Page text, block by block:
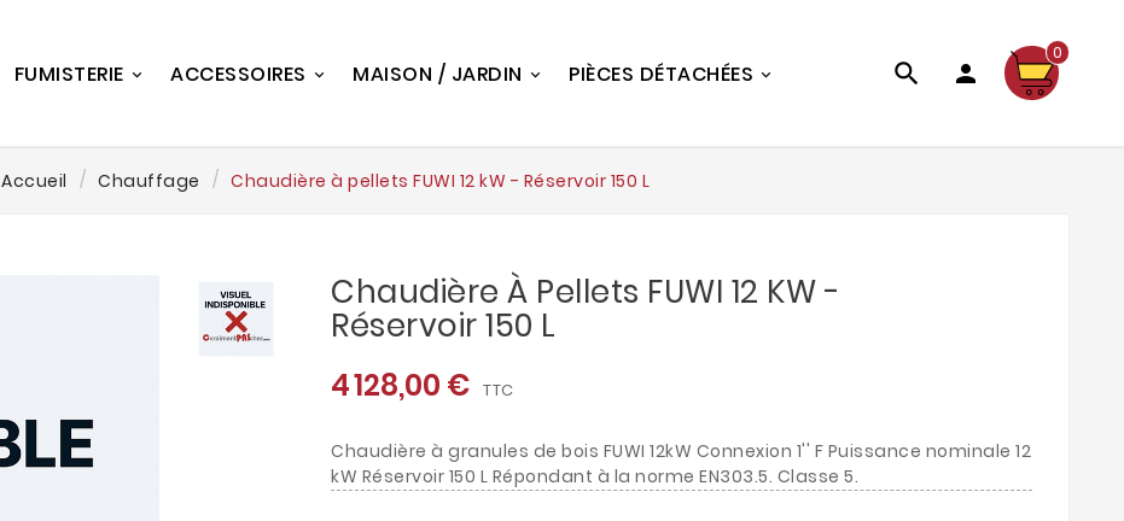
FUMISTERIE ACCESSOIRES MAISON / JARDIN PIÈCES DÉTACHÉES  
0
Accueil Chauffage Chaudière à pellets FUWI 12 kW - Réservoir 150 L
Chaudière À Pellets FUWI 12 KW -
Réservoir 150 L
4 128,00 € TTC
Chaudière à granules de bois FUWI 12kW Connexion 1'' F Puissance nominale 12
kW Réservoir 150 L Répondant à la norme EN303.5. Classe 5.